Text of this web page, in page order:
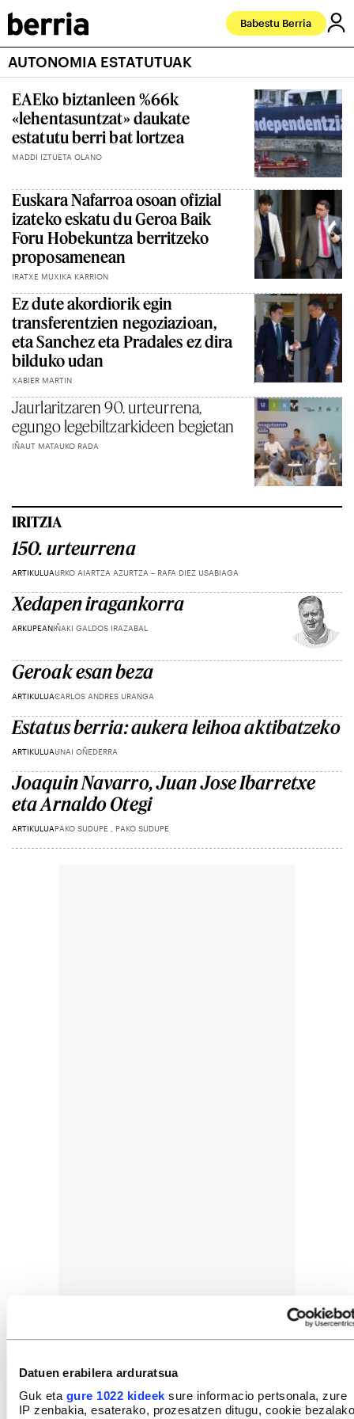
Datuen erabilera arduratsua
Guk eta gure 1022 kideek sure informacio pertsonala, zure
IP zenbakia, esaterako, prozesatzen ditugu, cookie bezalako
Babestu Berria
AUTONOMIA ESTATUTUAK
EAEko biztanleen %66k
«lehentasuntzat» daukate
estatutu berri bat lortzea
MADDI IZTUETA OLANO
Euskara Nafarroa osoan ofizial
izateko eskatu du Geroa Baik
Foru Hobekuntza berritzeko
proposamenean
IRATXE MUXIKA KARRION
Ez dute akordiorik egin
transferentzien negoziazioan,
eta Sanchez eta Pradales ez dira
bilduko udan
XABIER MARTIN
Jaurlaritzaren 90. urteurrena,
egungo legebiltzarkideen begietan
IÑAUT MATAUKO RADA
IRITZIA
150. urteurrena
ARTIKULUAURKO AIARTZA AZURTZA – RAFA DIEZ USABIAGA
Xedapen iragankorra
ARKUPEANIÑAKI GALDOS IRAZABAL
Geroak esan beza
ARTIKULUACARLOS ANDRES URANGA
Estatus berria: aukera leihoa aktibatzeko
ARTIKULUAUNAI OÑEDERRA
Joaquin Navarro, Juan Jose Ibarretxe
eta Arnaldo Otegi
ARTIKULUAPAKO SUDUPE , PAKO SUDUPE